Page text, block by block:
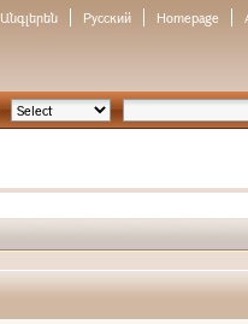
Անգլերեն Русский Homepage